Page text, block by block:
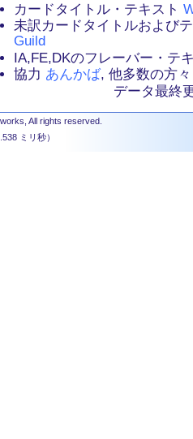
カードタイトル・テキスト
未訳カードタイトルおよび
Guild
IA,FE,DKのフレーバー・テ
協力 あんかば, 他多数の方々
データ最終
All rights reserved.
ミリ秒）